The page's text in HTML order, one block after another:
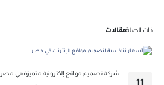
ذات الصلةمقالات
شركة تصميم مواقع إلكترونية متميزة في مصر